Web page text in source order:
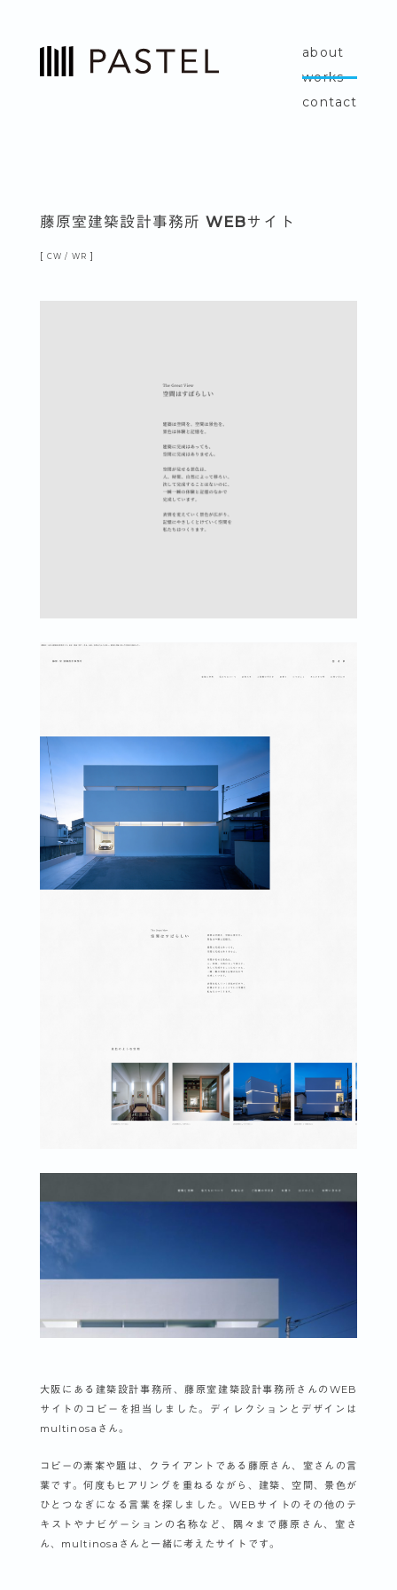
about
works
contact
藤原室建築設計事務所 WEBサイト
CW WR
大阪にある建築設計事務所、藤原室建築設計事務所さんのWEB
サイトのコピーを担当しました。ディレクションとデザインは
multinosaさん。
コピーの素案や題は、クライアントである藤原さん、室さんの言
葉です。何度もヒアリングを重ねるながら、建築、空間、景色が
ひとつなぎになる言葉を探しました。WEBサイトのその他のテ
キストやナビゲーションの名称など、隅々まで藤原さん、室さ
ん、multinosaさんと一緒に考えたサイトです。